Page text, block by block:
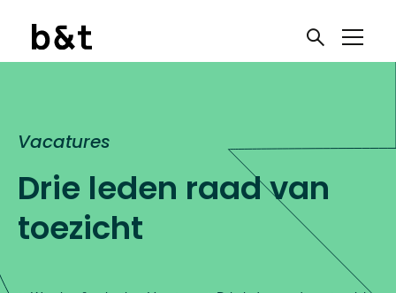
Drie leden raad van
toezicht
Vacatures